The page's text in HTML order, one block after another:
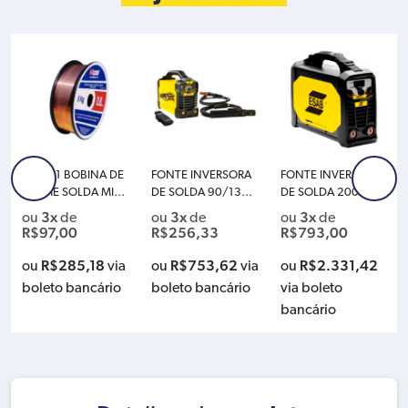
E71T-11 BOBINA DE
ARAME SOLDA MIG
SEM GAS BOXER 05
KG 0.8MM AUTO PR
OTEGIDO 1570005
ou 3xde
R$97,00
ou R$285,18 via
boleto bancário
FONTE INVERSORA
DE SOLDA 90/130A
HANDYARC 132I DV
– 127/220V ESAB 0
ou 3xde
R$256,33
ou R$753,62 via
boleto bancário
FONTE INVERSORA
DE SOLDA 200A LH
N 202I – 220V ESAB
0742913
ou 3xde
R$793,00
ou R$2.331,42
via boleto
bancário